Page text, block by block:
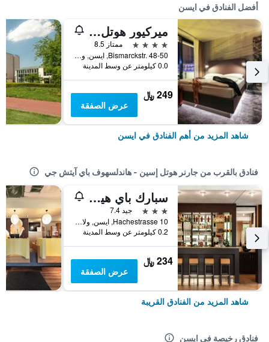
أفضل الفنادق في ايسن
ميركيور هوتل بلازا إيسين
4 نجوم
ممتاز 8.5
Bismarckstr. 48-50, ايسن, ولاية شمال الراين وستفاليا, ألمانيا
0.0 كيلومتر عن وسط المدينة
249 ﷼
عرض الصفقة
شاهد المزيد من أهم الفنادق في ايسن
فنادق بالقرب من جارنر هوتل إسين - هاندلسهوف باي آيتش جي
سبارك باي هيلتون ايسين سيتي سننتر
3 نجوم
جيد 7.4
Hachestrasse 10, ايسن, ولاية شمال الراين وستفاليا, ألمانيا
0.2 كيلومتر عن وسط المدينة
234 ﷼
عرض الصفقة
شاهد المزيد من الفنادق القريبة
فنادق رخيصة في ايسن